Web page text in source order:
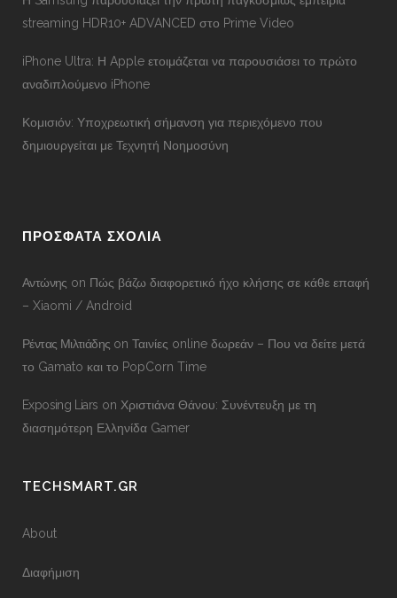
streaming HDR10+ ADVANCED στο Prime Video
iPhone Ultra: Η Apple ετοιμάζεται να παρουσιάσει το πρώτο
αναδιπλούμενο iPhone
Κομισιόν: Υποχρεωτική σήμανση για περιεχόμενο που
δημιουργείται με Τεχνητή Νοημοσύνη
ΠΡΟΣΦΑΤΑ ΣΧΟΛΙΑ
Αντώνης on Πώς βάζω διαφορετικό ήχο κλήσης σε κάθε επαφή
– Xiaomi / Android
Ρέντας Μιλτιάδης onΤαινίες online δωρεάν – Που να δείτε μετά
το Gamato και το PopCorn Time
Exposing Liars on Χριστιάνα Θάνου: Συνέντευξη με τη
διασημότερη Ελληνίδα Gamer
TECHSMART.GR
About
Διαφήμιση